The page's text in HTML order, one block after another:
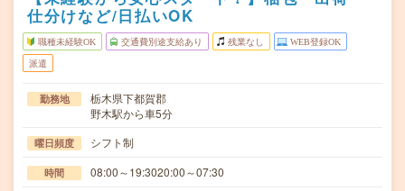
仕分けなど/日払いOK
職種未経験OK 交通費別途支給あり 残業なし WEB登録OK
派遣
勤務地
栃木県下都賀郡
野木駅から車5分
曜日頻度 シフト制
時間 08:00～19:3020:00～07:30